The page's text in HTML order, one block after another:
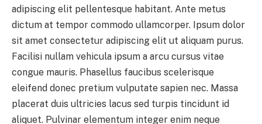
adipiscing elit pellentesque habitant. Ante metus
dictum at tempor commodo ullamcorper. Ipsum dolor
sit amet consectetur adipiscing elit ut aliquam purus.
Facilisi nullam vehicula ipsum a arcu cursus vitae
congue mauris. Phasellus faucibus scelerisque
eleifend donec pretium vulputate sapien nec. Massa
placerat duis ultricies lacus sed turpis tincidunt id
aliquet. Pulvinar elementum integer enim neque